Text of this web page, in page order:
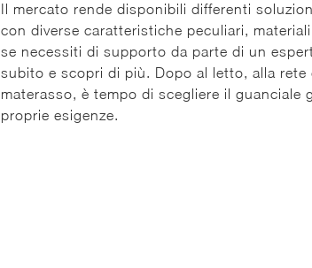
Il mercato rende disponibili differenti
con diverse caratteristiche peculiari,
se necessiti di supporto da parte di un
subito e scopri di più. Dopo al letto, alla rete
materasso, è tempo di scegliere il guanciale
proprie esigenze.